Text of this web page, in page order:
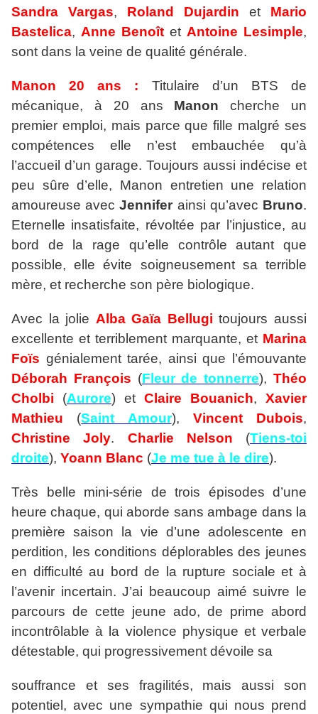
Sandra Vargas, Roland Dujardin et Mario
Bastelica, Anne Benoît et Antoine Lesimple,
sont dans la veine de qualité générale.
Manon 20 ans :
Titulaire d’un BTS de
mécanique, à 20 ans Manon cherche un
premier emploi, mais parce que fille malgré ses
compétences elle n’est embauchée qu’à
l’accueil d’un garage. Toujours aussi indécise et
peu sûre d’elle, Manon entretien une relation
amoureuse avecJennifer ainsi qu’avec Bruno.
Eternelle insatisfaite, révoltée par l’injustice, au
bord de la rage qu’elle contrôle autant que
possible, elle évite soigneusement sa terrible
mère, et recherche son père biologique.
Avec la jolie Alba Gaïa Bellugi toujours aussi
excellente et terriblement marquante, et Marina
Foïs génialement tarée, ainsi que l’émouvante
Déborah François (Fleur de tonnerre),Théo
Cholbi (Aurore) et Claire Bouanich, Xavier
Mathieu (Saint Amour), Vincent Dubois,
Christine Joly. Charlie Nelson (Tiens-toi
droite), Yoann Blanc (Je me tue à le dire).
Très belle mini-série de trois épisodes d’une
heure chaque, qui aborde sans ambage dans la
première saison la vie d’une adolescente en
perdition, les conditions déplorables des jeunes
en difficulté au bord de la rupture sociale et à
l’avenir incertain. J’ai beaucoup aimé suivre le
parcours de cette jeune ado, de prime abord
incontrôlable à la violence physique et verbale
détestable, qui progressivement dévoile sa
souffrance et ses fragilités, mais aussi son
potentiel, avec une sympathie qui nous prend